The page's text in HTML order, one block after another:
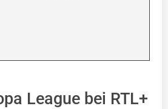
League bei RTL+